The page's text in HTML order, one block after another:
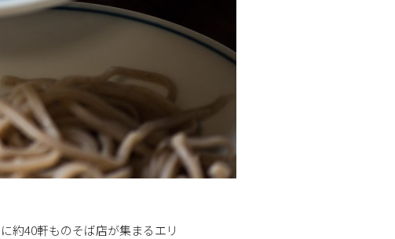
約40軒ものそば店が集まるエリ